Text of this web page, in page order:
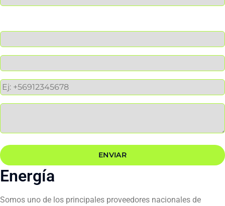
Energía
Somos uno de los principales proveedores nacionales de